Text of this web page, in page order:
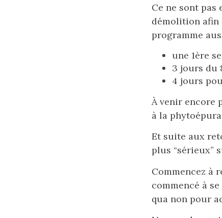
Ce ne sont pas
démolition afin
programme
une 1ère
3 jours du
4 jours
À venir encore
à la
Et suite aux
plus “sérieux”
Commencez à
commencé à
qua non pour